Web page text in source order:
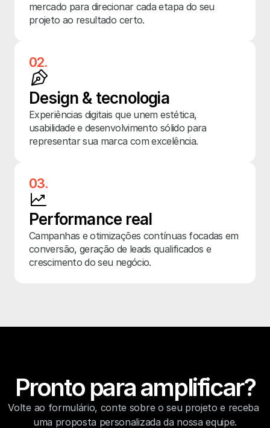
mercado para direcionar cada etapa do seu
projeto ao resultado certo.
02.
Design & tecnologia
Experiências digitais que unem estética,
usabilidade e desenvolvimento sólido para
representar sua marca com excelência.
03.
Performance real
Campanhas e otimizações contínuas focadas em
conversão, geração de leads qualificados e
crescimento do seu negócio.
Pronto para amplificar?
Volte ao formulário, conte sobre o seu projeto e receba
uma proposta personalizada da nossa equipe.